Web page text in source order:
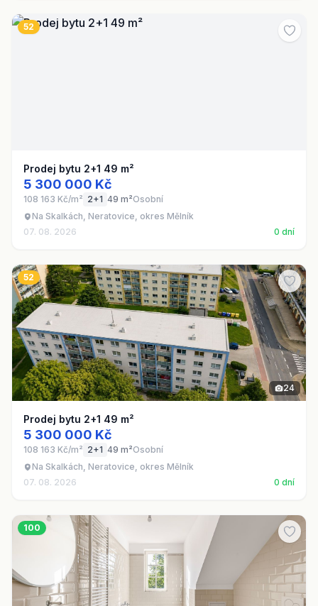
52
Prodej bytu 2+1 49 m²
5 300 000 Kč
108 163 Kč/m² 2+1 49 m²Osobní
Na Skalkách, Neratovice, okres Mělník
07. 08. 2026
0 dní
52
24
Prodej bytu 2+1 49 m²
5 300 000 Kč
108 163 Kč/m² 2+1 49 m²Osobní
Na Skalkách, Neratovice, okres Mělník
07. 08. 2026
0 dní
100